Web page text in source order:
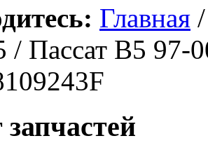
Главная
/ Пассат В5 97-